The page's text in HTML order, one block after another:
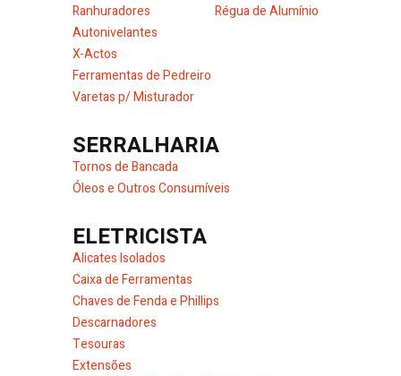
Ranhuradores
Régua de Alumínio
Autonivelantes
X-Actos
Ferramentas de Pedreiro
Varetas p/ Misturador
SERRALHARIA
Tornos de Bancada
Óleos e Outros Consumíveis
ELETRICISTA
Alicates Isolados
Caixa de Ferramentas
Chaves de Fenda e Phillips
Descarnadores
Tesouras
Extensões